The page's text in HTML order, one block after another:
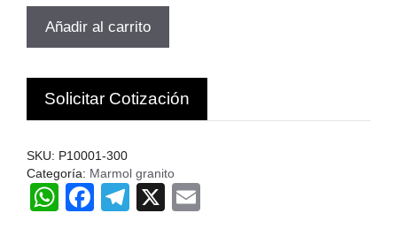
P10001-
300
PRIDE
CHN.
cantidad
Añadir al carrito
Solicitar Cotización
SKU: P10001-300
Categoría: Marmol granito
W
F
T
X